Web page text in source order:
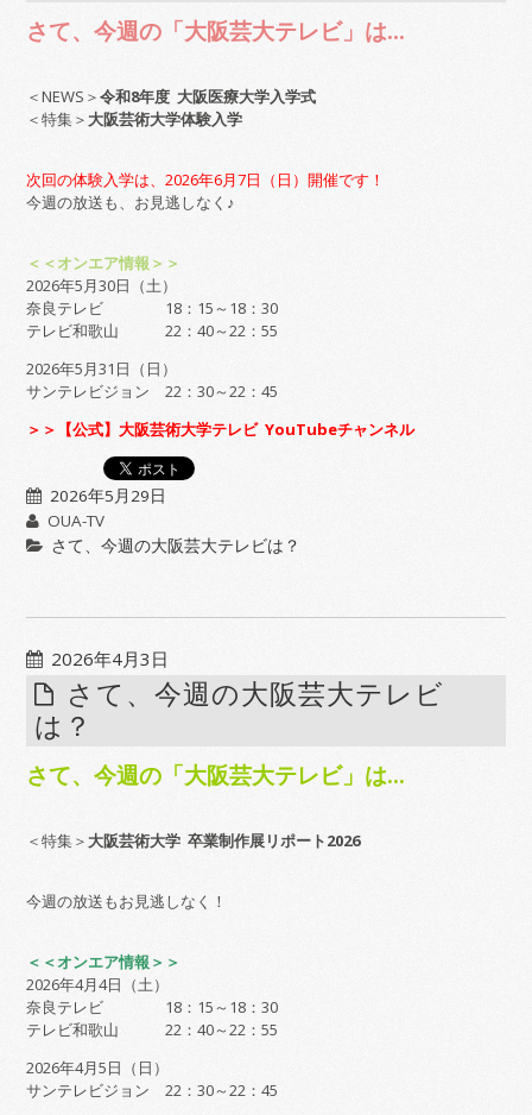
さて、今週の「大阪芸大テレビ」は…
＜NEWS＞令和8年度 大阪医療大学入学式
＜特集＞ 大阪芸術大学体験入学
次回の体験入学は、2026年6月7日（日）開催です！
今週の放送も、お見逃しなく♪
＜＜オンエア情報＞＞
2026年5月30日（土）
奈良テレビ 18：15～18：30
テレビ和歌山 22：40～22：55
2026年5月31日（日）
サンテレビジョン 22：30～22：45
＞＞【公式】大阪芸術大学テレビ YouTubeチャンネル
2026年5月29日
OUA-TV
さて、今週の大阪芸大テレビは？
2026年4月3日
さて、今週の大阪芸大テレビ
は？
さて、今週の「大阪芸大テレビ」は…
＜特集＞大阪芸術大学 卒業制作展リポート2026
今週の放送もお見逃しなく！
＜＜オンエア情報＞＞
2026年4月4日（土）
奈良テレビ 18：15～18：30
テレビ和歌山 22：40～22：55
2026年4月5日（日）
サンテレビジョン 22：30～22：45